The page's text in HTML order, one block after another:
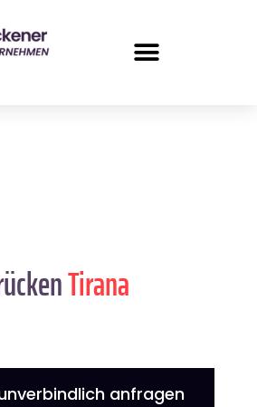
Tirana
anfragen